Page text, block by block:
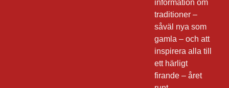
information om
traditioner –
såväl nya som
gamla – och att
inspirera alla till
ett härligt
firande – året